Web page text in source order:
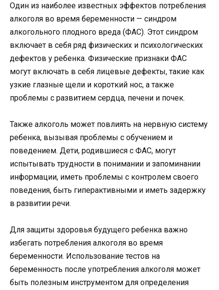
Один из наиболее известных эффектов потребления
алкоголя во время беременности — синдром
алкогольного плодного вреда (ФАС). Этот синдром
включает в себя ряд физических и психологических
дефектов у ребенка. Физические признаки ФАС
могут включать в себя лицевые дефекты, такие как
узкие глазные щели и короткий нос, а также
проблемы с развитием сердца, печени и почек.
Также алкоголь может повлиять на нервную систему
ребенка, вызывая проблемы с обучением и
поведением. Дети, родившиеся с ФАС, могут
испытывать трудности в понимании и запоминании
информации, иметь проблемы с контролем своего
поведения, быть гиперактивными и иметь задержку
в развитии речи.
Для защиты здоровья будущего ребенка важно
избегать потребления алкоголя во время
беременности. Использование тестов на
беременность после употребления алкоголя может
быть полезным инструментом для определения